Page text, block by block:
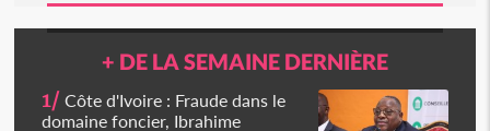
+ DE LA SEMAINE DERNIÈRE
1/ Côte d'Ivoire : Fraude dans le
domaine foncier, Ibrahime